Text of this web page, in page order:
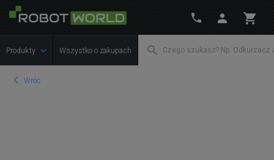
Produkty Wszystko o zakupach
Wróć